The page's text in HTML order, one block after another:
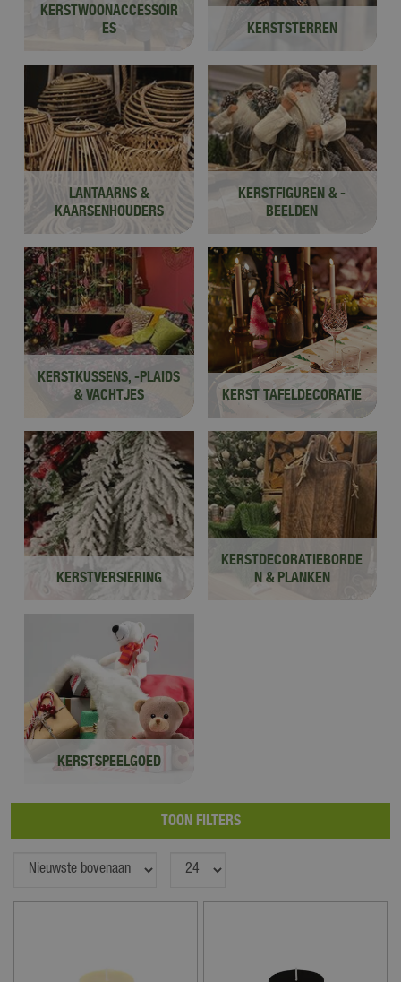
KERSTWOONACCESSOIR
ES
KERSTSTERREN
LANTAARNS &
KAARSENHOUDERS
KERSTFIGUREN & -
BEELDEN
KERSTKUSSENS, -PLAIDS
& VACHTJES
KERST TAFELDECORATIE
KERSTVERSIERING
KERSTDECORATIEBORDE
N & PLANKEN
KERSTSPEELGOED
TOON FILTERS